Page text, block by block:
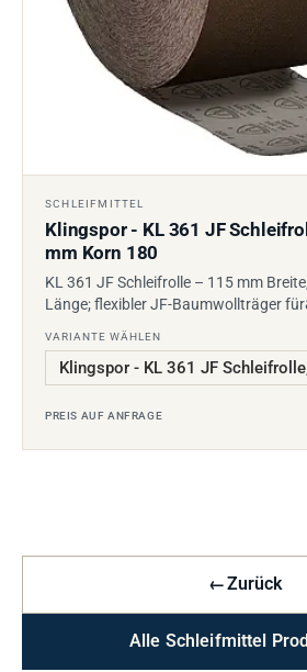
SCHLEIFMITTEL
Klingspor - KL 361 JF
mm Korn 180
KL 361 JF Schleifrolle – 115 mm
Länge; flexibler JF-Baumwollträger
VARIANTE WÄHLEN
PREIS AUF ANFRAGE
←Zurück
Alle Schleifmittel